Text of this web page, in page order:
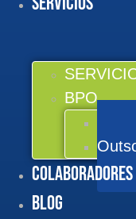
BPO
Colaboradores
BLOG